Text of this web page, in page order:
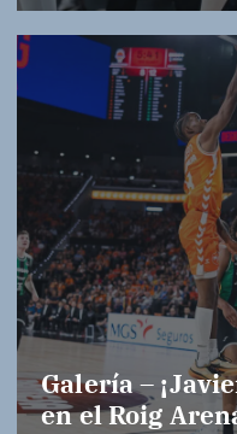
Galería –
en el Roig